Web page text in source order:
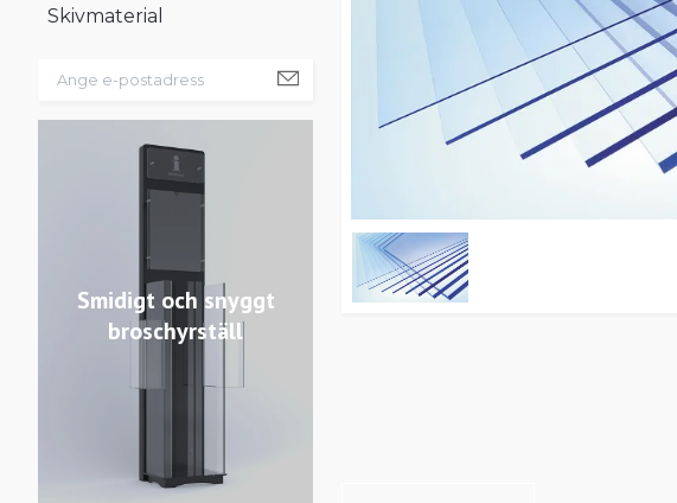
Skivmaterial
Smidigt och snyggt
broschyrställ